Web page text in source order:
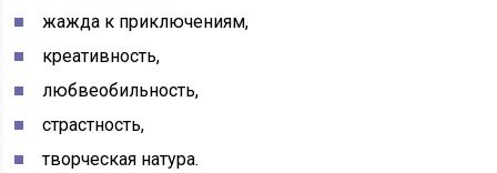
жажда к приключениям,
креативность,
любвеобильность,
страстность,
творческая натура.